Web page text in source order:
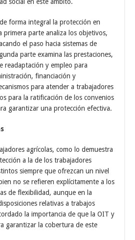
forma integral la protección en
primera parte analiza los objetivos,
el paso hacia sistemas de
parte examina las prestaciones,
readaptación y empleo para
financiación y
para atender a trabajadores
para la ratificación de los convenios
garantizar una protección efectiva.
agrícolas, como lo demuestra
a la de los trabajadores
siempre que ofrezcan un nivel
no se refieren explícitamente a los
de flexibilidad, aunque en la
relativas a trabajos
la importancia de que la OIT y
garantizar la cobertura de este